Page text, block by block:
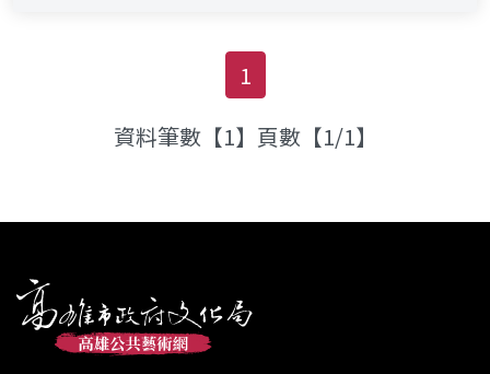
1
資料筆數【1】頁數【1/1】